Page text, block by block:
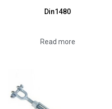
Din1480
Read more